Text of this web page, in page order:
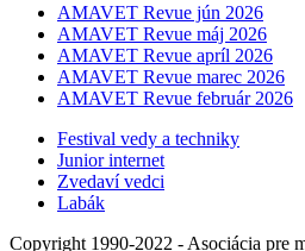
AMAVET Revue jún 2026
AMAVET Revue máj 2026
AMAVET Revue apríl 2026
AMAVET Revue marec 2026
AMAVET Revue február 2026
Festival vedy a techniky
Junior internet
Zvedaví vedci
Labák
Copyright 1990-2022 - Asociácia pre